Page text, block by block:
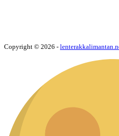
Copyright © 2026 -